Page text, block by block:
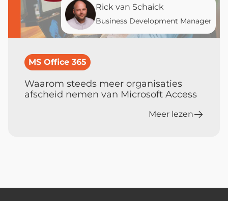
Rick van Schaick
Business Development Manager
MS Office 365
Waarom steeds meer organisaties
afscheid nemen van Microsoft Access
Meer lezen